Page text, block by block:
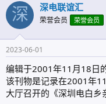
深 深电联谊汇
荣誉会员 荣誉会员
2023-06-01
编辑于2001年11月18日
该刊物是记录在2001年
大厅召开的《深圳电白乡